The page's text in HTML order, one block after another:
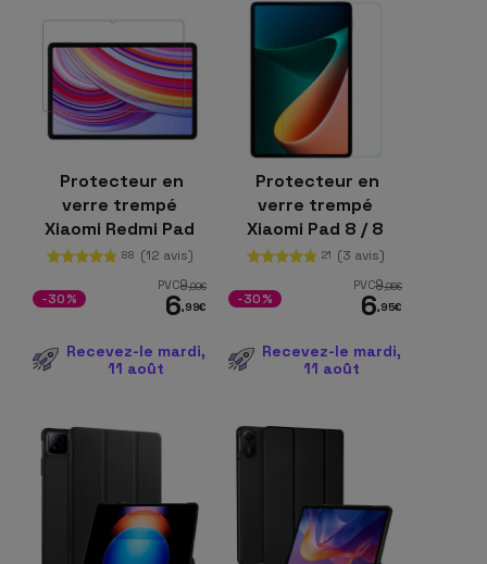
Protecteur en
verre trempé
Xiaomi Redmi Pad
Pro / Poco Pad 12.1
88 (12 avis)
PVC9,99€
6,99€
-30%
Recevez-le mardi,
11 août
Protecteur en
verre trempé
Xiaomi Pad 8 / 8
Pro
21 (3 avis)
PVC9,95€
6,95€
-30%
Recevez-le mardi,
11 août